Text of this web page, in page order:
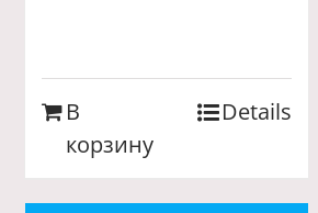
В
корзину
Details